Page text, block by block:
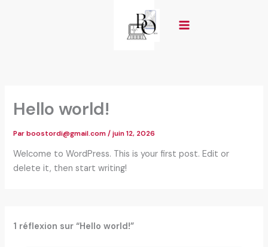
Hello world!
Parboostordi@gmail.com/juin 12, 2026
Welcome to WordPress. This is your first post. Edit or
delete it, then start writing!
1 réflexion sur “Hello world!”